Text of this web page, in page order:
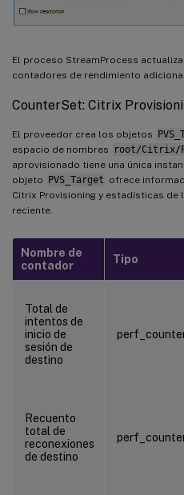
El proceso StreamProcess
contadores de rendimiento
CounterSet: Citrix
El proveedor crea los objetos
espacio de nombres
root/Citrix/
aprovisionado tiene una única
objeto
PVS_Target ofrece
Citrix Provisioning y estadísticas de
reciente.
Nombre de
contador
Tipo
Total de
intentos de
inicio de
sesión de
destino
Recuento
total de
reconexiones
de destino